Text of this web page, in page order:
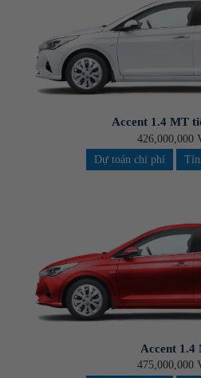
Accent 1.4 MT
426,000,000
Dự toán chi phí
Accent 1.4
475,000,000